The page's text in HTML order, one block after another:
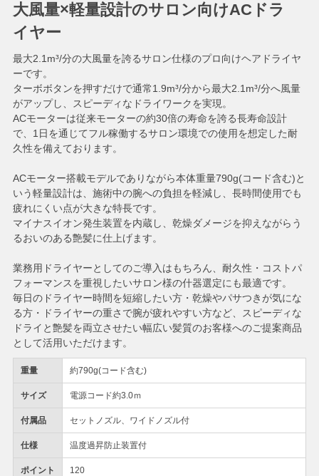
重量 約790g(コード含む)
サイズ 電源コード約3.0ｍ
付属品 セットノズル、ワイドノズル付
仕様 温度過昇防止装置付
ポイント 120
大風量×軽量設計のサロン向けACドラ
イヤー
最大2.1m³/分の大風量を誇るサロン仕様のプロ向けヘアドライヤ
ーです。
ターボボタンを押すだけで通常1.9m³/分から最大2.1m³/分へ風量
がアップし、スピーディなドライワークを実現。
ACモーターは従来モーターの約30倍の寿命を誇る長寿命設計
で、1日を通じてフル稼働するサロン環境での使用を想定した耐
久性を備えております。
ACモーター搭載モデルでありながら本体重量790g(コード含む)と
いう軽量設計は、施術中の腕への負担を軽減し、長時間使用でも
疲れにくい点が大きな特長です。
マイナスイオン発生装置を内蔵し、乾燥ダメージを抑えながらう
るおいのある艶髪に仕上げます。
業務用ドライヤーとしてのご導入はもちろん、耐久性・コストパ
フォーマンスを重視したいサロン様の什器選定にも最適です。
毎日のドライヤー時間を短縮したい方・乾燥やパサつきが気にな
る方・ドライヤーの重さで腕が疲れやすい方など、スピーディな
ドライと艶髪を両立させたい幅広い髪質のお客様へのご提案商品
として活用いただけます。